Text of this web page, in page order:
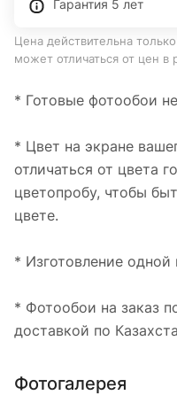
Гарантия 5 лет
Цена действительна
может отличаться от цен в
* Готовые фотообои
* Цвет на экране
отличаться от цвета
цветопробу, чтобы
цвете.
* Изготовление
* Фотообои на заказ
доставкой по
Фотогалерея